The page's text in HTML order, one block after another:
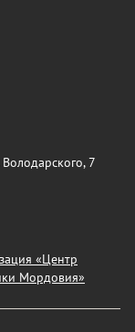
7
«Центр
Мордовия»